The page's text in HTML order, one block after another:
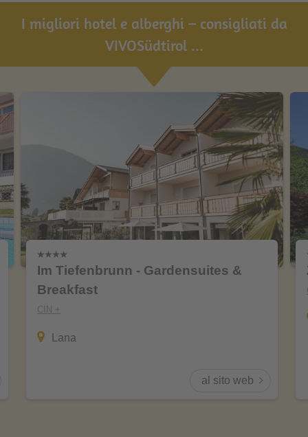
I migliori hotel e alberghi – consigliati da
VIVOSüdtirol ...
Im Tiefenbrunn - Gardensuites &
Breakfast
CIN +
Lana
al sito web